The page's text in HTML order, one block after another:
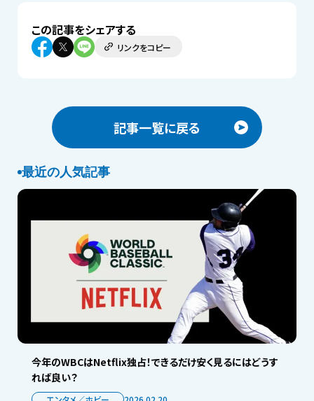
この記事をシェアする
リンクをコピー
記事一覧に戻る
最近の人気記事
今年のWBCはNetflix独占！できるだけ安く見るにはどうす
れば良い？